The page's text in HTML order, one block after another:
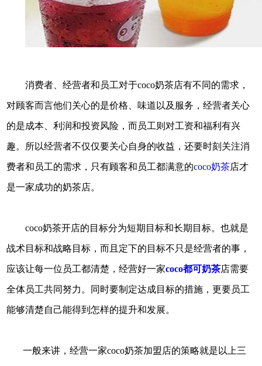
消费者、经营者和员工对于coco奶茶店有不同的需求，
对顾客而言他们关心的是价格、味道以及服务，经营者关心
的是成本、利润和投资风险，而员工则对工资和福利有兴
趣。所以经营者不仅仅要关心自身的收益，还要时刻关注消
费者和员工的需求，只有顾客和员工都满意的coco奶茶店才
是一家成功的奶茶店。
coco奶茶开店的目标分为短期目标和长期目标。也就是
战术目标和战略目标，而且定下的目标不只是经营者的事，
应该让每一位员工都清楚，经营好一家coco都可奶茶店需要
全体员工共同努力。同时要制定达成目标的措施，更要员工
能够清楚自己能得到怎样的提升和发展。
一般来讲，经营一家coco奶茶加盟店的策略就是以上三